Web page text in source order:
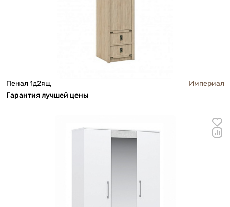
Пенал 1д2ящ
Империал
Гарантия лучшей цены